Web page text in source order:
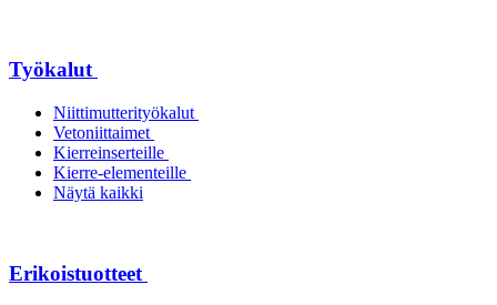
Työkalut
Niittimutterityökalut
Vetoniittaimet
Kierreinserteille
Kierre-elementeille
Näytä kaikki
Erikoistuotteet